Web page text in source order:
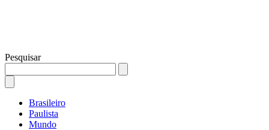
Pesquisar
Brasileiro
Paulista
Mundo